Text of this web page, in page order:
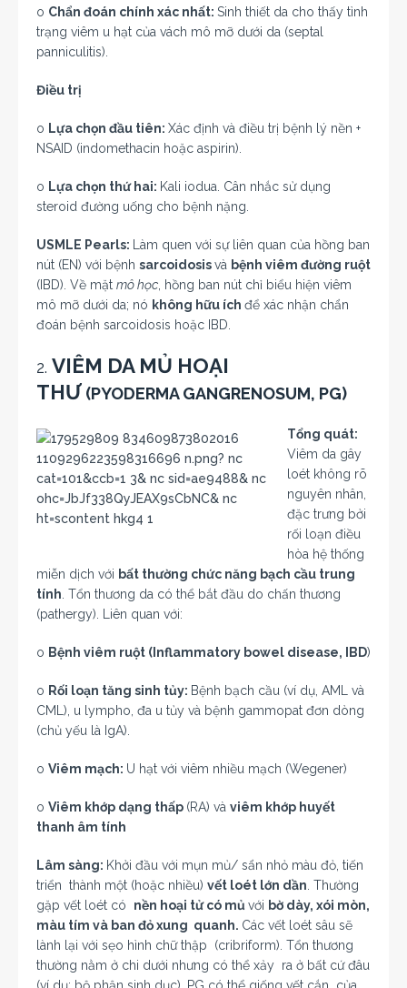
o Chẩn đoán chính xác nhất: Sinh thiết da cho thấy tình
trạng viêm u hạt của vách mô mỡ dưới da (septal
panniculitis).
Điều trị
o Lựa chọn đầu tiên: Xác định và điều trị bệnh lý nền +
NSAID (indomethacin hoặc aspirin).
o Lựa chọn thứ hai: Kali iodua. Cân nhắc sử dụng
steroid đường uống cho bệnh nặng.
USMLE Pearls:
Làm quen với sự liên quan của hồng ban
nút (EN) với bệnh sarcoidosisvà bệnh viêm đường ruột
(IBD). Về mặt mô học , hồng ban nút chỉ biểu hiện viêm
mô mỡ dưới da; nó không hữu ích để xác nhận chẩn
đoán bệnh sarcoidosis hoặc IBD.
2. VIÊM DA MỦ HOẠI
THƯ (PYODERMA GANGRENOSUM, PG)
Tổng quát:
Viêm da gây
loét không rõ
nguyên nhân,
đặc trưng bởi
rối loạn điều
hòa hệ thống
miễn dịch với bất thường chức năng bạch cầu trung
tính . Tổn thương da có thể bắt đầu do chấn thương
(pathergy). Liên quan với:
o Bệnh viêm ruột (Inflammatory bowel disease, IBD)
o Rối loạn tăng sinh tủy: Bệnh bạch cầu (ví dụ, AML và
CML), u lympho, đa u tủy và bệnh gammopat đơn dòng
(chủ yếu là IgA).
o Viêm mạch: U hạt với viêm nhiều mạch (Wegener)
o Viêm khớp dạng thấp (RA) và viêm khớp huyết
thanh âm tính
Lâm sàng: Khởi đầu với mụn mủ/ sẩn nhỏ màu đỏ, tiến
triển thành một (hoặc nhiều) vết loét lớn dần . Thường
gặp vết loét có nền hoại tử có mủ với bờ dày, xói mòn,
màu tím và ban đỏ xung quanh. Các vết loét sâu sẽ
lành lại với sẹo hình chữ thập (cribriform). Tổn thương
thường nằm ở chi dưới nhưng có thể xảy ra ở bất cứ đâu
(ví dụ: bộ phận sinh dục). PG có thể giống vết cắn của